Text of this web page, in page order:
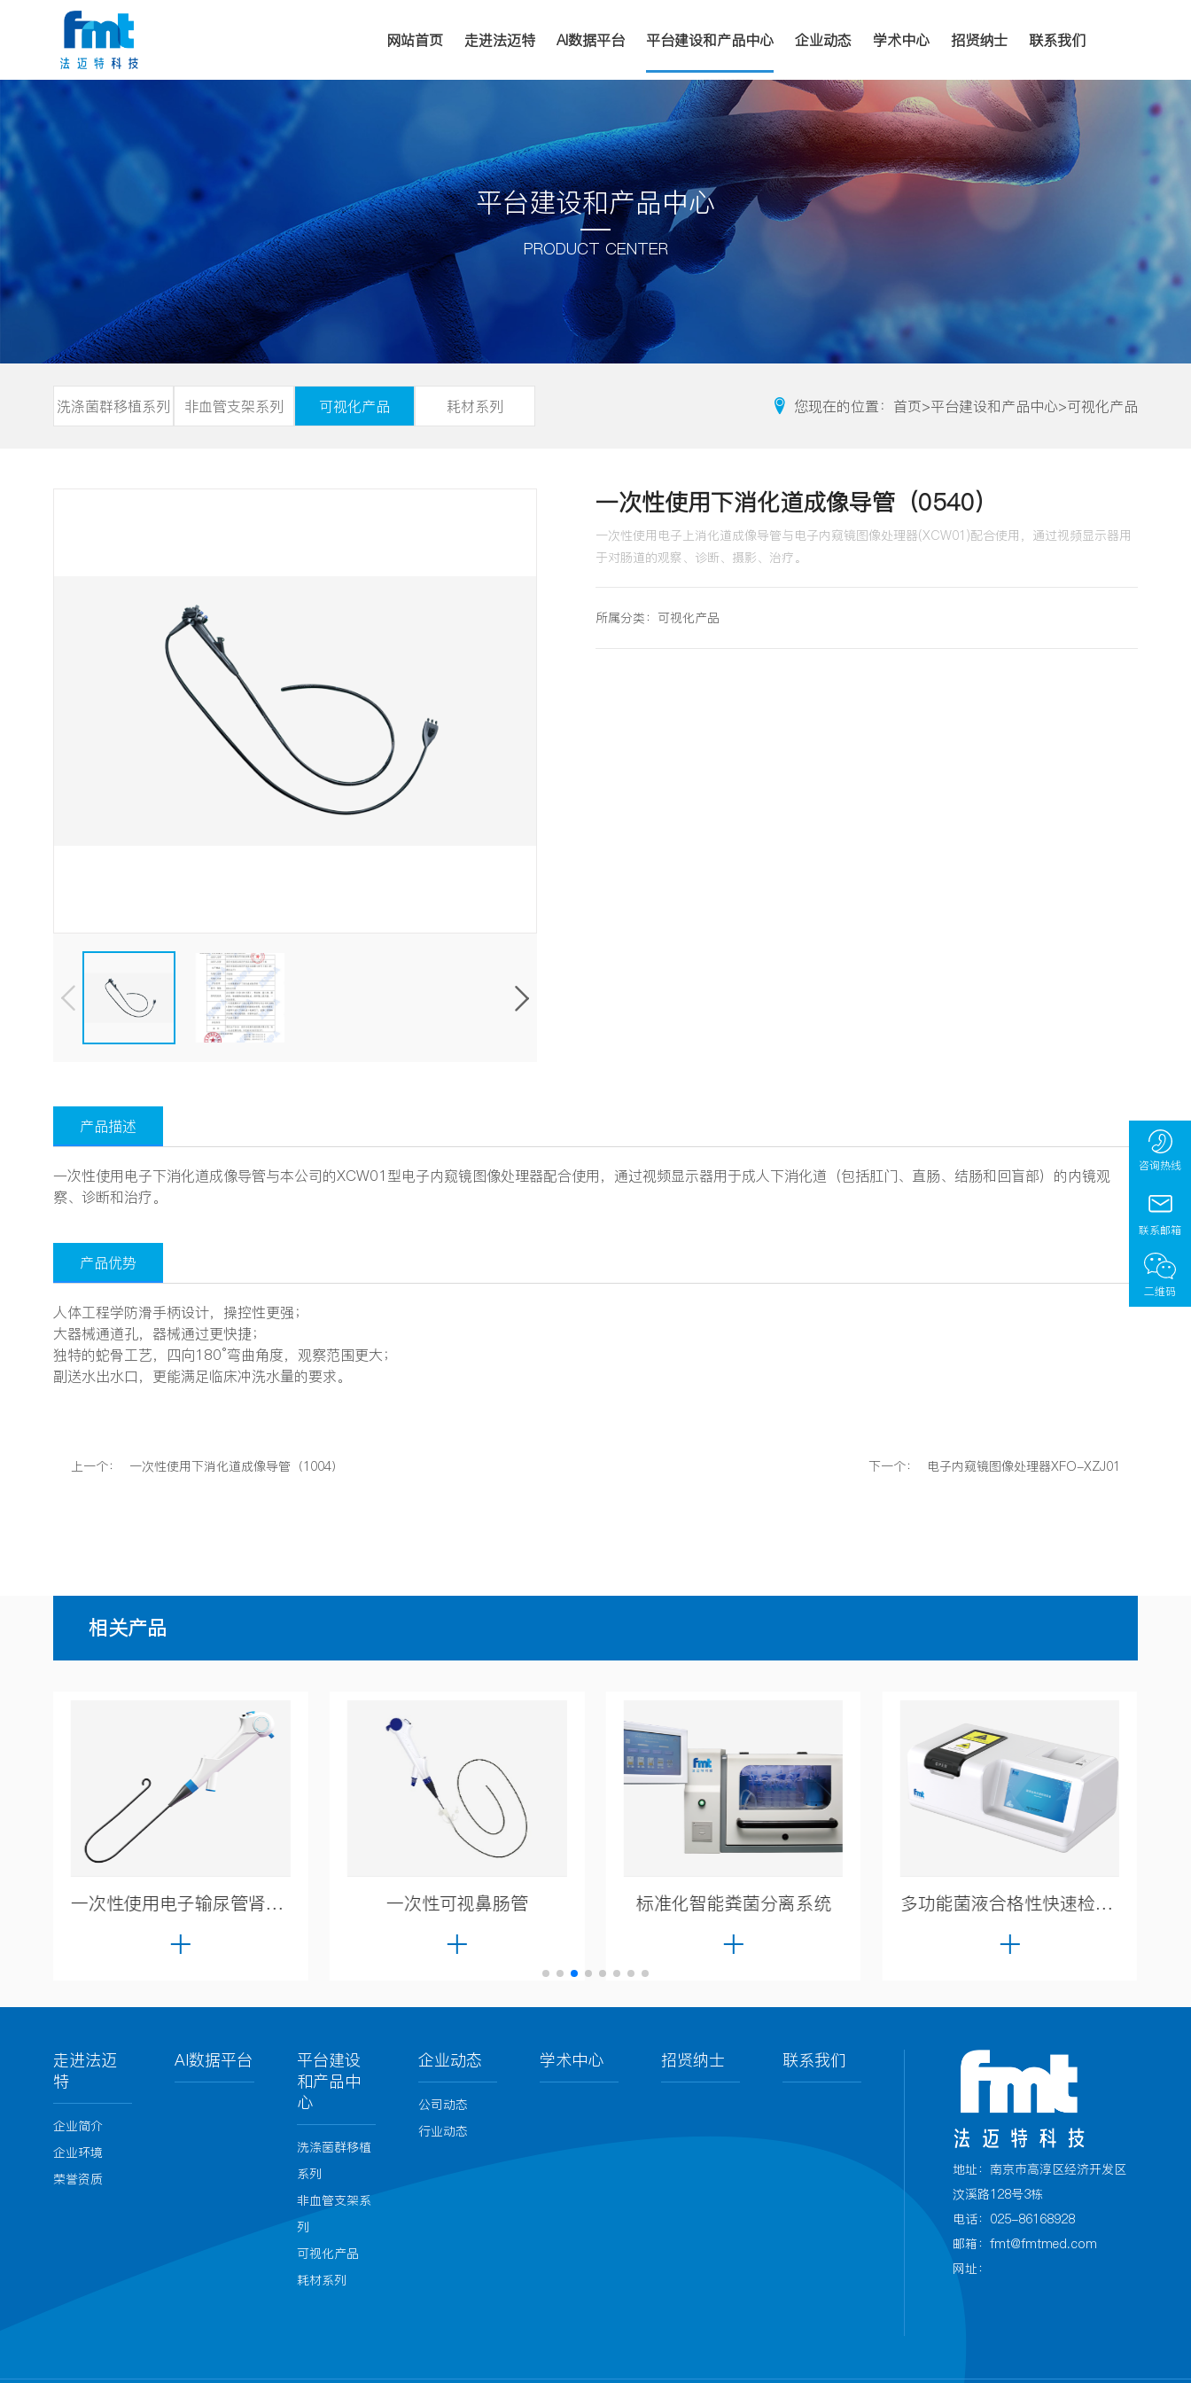
网站首页 走进法迈特 AI数据平台 平台建设和产品中心 企业动态 学术中心 招贤纳士 联系我们
平台建设和产品中心
PRODUCT CENTER
洗涤菌群移植系列 非血管支架系列 可视化产品 耗材系列 您现在的位置： 首页>平台建设和产品中心>可视化产品
一次性使用下消化道成像导管（0540）
一次性使用电子上消化道成像导管与电子内窥镜图像处理器(XCW01)配合使用，通过视频显示器用
于对肠道的观察、诊断、摄影、治疗。
所属分类： 可视化产品
产品描述
一次性使用电子下消化道成像导管与本公司的XCW01型电子内窥镜图像处理器配合使用，通过视频显示器用于成人下消化道（包括肛门、直肠、结肠和回盲部）的内镜观
察、诊断和治疗。
产品优势
人体工程学防滑手柄设计，操控性更强；
大器械通道孔，器械通过更快捷；
独特的蛇骨工艺，四向180°弯曲角度，观察范围更大；
副送水出水口，更能满足临床冲洗水量的要求。
上一个： 一次性使用下消化道成像导管（1004） 下一个： 电子内窥镜图像处理器XFO-XZJ01
相关产品
一次性使用电子输尿管肾盂内窥镜导管 一次性可视鼻肠管 标准化智能粪菌分离系统 多功能菌液合格性快速检测设备
走进法迈
特
企业简介
企业环境
荣誉资质
AI数据平台
平台建设
和产品中
心
洗涤菌群移植
系列
非血管支架系
列
可视化产品
耗材系列
企业动态
公司动态
行业动态
学术中心 招贤纳士 联系我们
地址：南京市高淳区经济开发区
汶溪路128号3栋
电话：025-86168928
邮箱：fmt@fmtmed.com
网址：
咨询热线
联系邮箱
二维码